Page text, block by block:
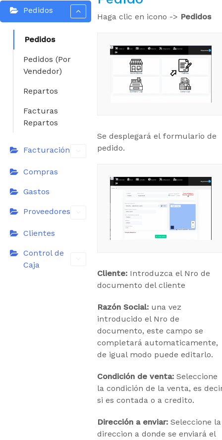
Pedidos
Pedidos
Pedidos (Por
Vendedor)
Repartos
Facturas
Repartos
Facturación
Compras
Gastos
Proveedores
Clientes
Control de
Caja
Haga clic en icono -> Pedidos
Se desplegará el formulario de
pedido.
Cliente: Introduzca el Nro de
documento del cliente
Razón Social: una vez
introducido el Nro de
documento, este campo se
completará automaticamente,
de igual modo puede editarlo.
Condición de venta: Seleccione
la condición de la venta, es
si es contada o a credito.
Dirección a enviar: Seleccione la
direccion a donde se enviará el